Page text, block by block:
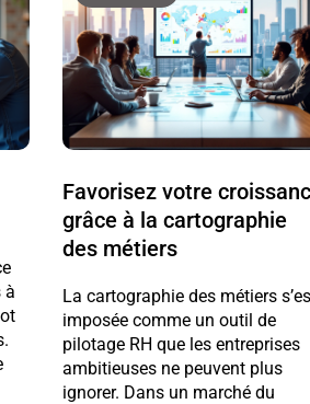
à
Favorisez votre
grâce à la cartographie
des métiers
La cartographie des métiers
imposée comme un outil de
pilotage RH que les entreprises
ambitieuses ne peuvent plus
ignorer. Dans un marché du